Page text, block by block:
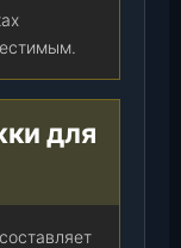
для